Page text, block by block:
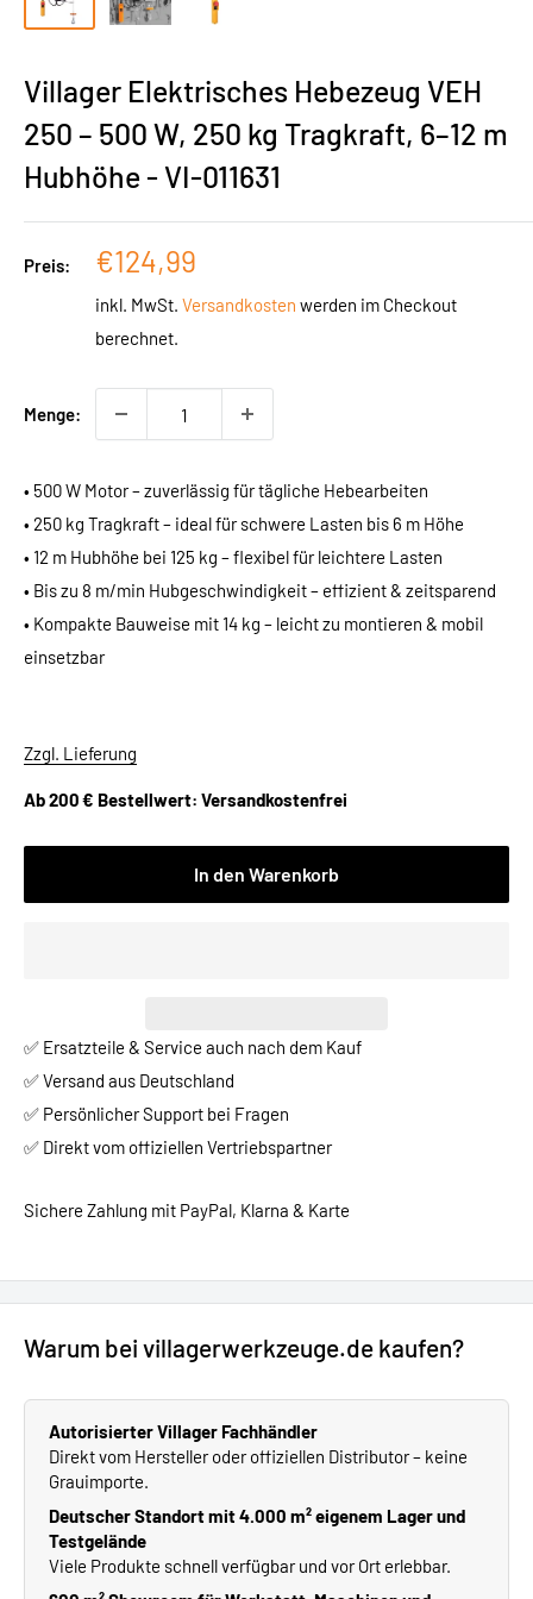
Villager Elektrisches Hebezeug VEH
250 – 500 W, 250 kg Tragkraft, 6–12 m
Hubhöhe - VI-011631
Preis: Sonderpreis
€124,99
inkl. MwSt. Versandkosten werden im Checkout
berechnet.
Menge:
• 500 W Motor – zuverlässig für tägliche Hebearbeiten
• 250 kg Tragkraft – ideal für schwere Lasten bis 6 m Höhe
• 12 m Hubhöhe bei 125 kg – flexibel für leichtere Lasten
• Bis zu 8 m/min Hubgeschwindigkeit – effizient & zeitsparend
• Kompakte Bauweise mit 14 kg – leicht zu montieren & mobil
einsetzbar
Zzgl. Lieferung
Ab 200 € Bestellwert: Versandkostenfrei
In den Warenkorb
✅ Ersatzteile & Service auch nach dem Kauf
✅ Versand aus Deutschland
✅ Persönlicher Support bei Fragen
✅ Direkt vom offiziellen Vertriebspartner
Sichere Zahlung mit PayPal, Klarna & Karte
Warum bei villagerwerkzeuge.de kaufen?
Autorisierter Villager Fachhändler
Direkt vom Hersteller oder offiziellen Distributor – keine
Grauimporte.
Deutscher Standort mit 4.000 m² eigenem Lager und
Testgelände
Viele Produkte schnell verfügbar und vor Ort erlebbar.